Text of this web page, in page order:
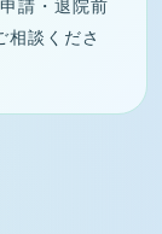
請・退院前
相談くださ